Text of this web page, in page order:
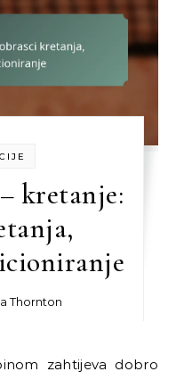
kretanje:
Thornton
zahtijeva dobro